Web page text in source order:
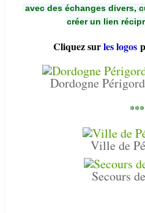
avec des échanges divers,
créer un lien
Cliquez surles logos
Dordogne
***
Ville de
Secours